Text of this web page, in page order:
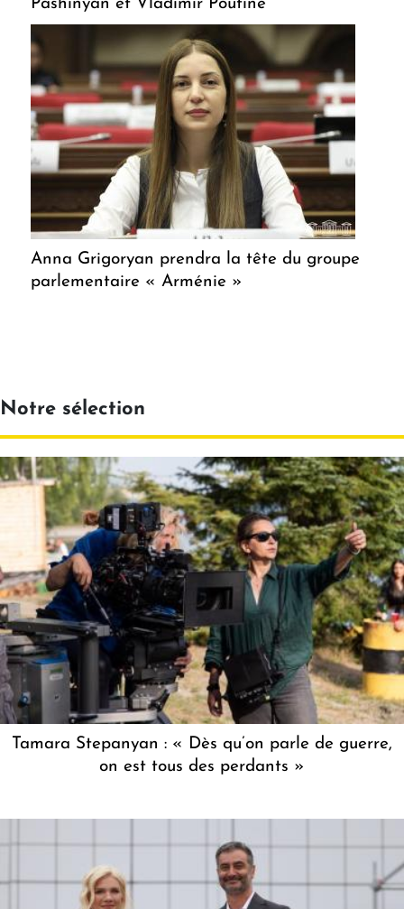
Pashinyan et Vladimir Poutine
Anna Grigoryan prendra la tête du groupe
parlementaire « Arménie »
Notre sélection
Tamara Stepanyan : « Dès qu’on parle de guerre,
on est tous des perdants »